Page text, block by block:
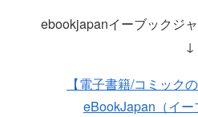
ebookjapanイーブックジ
↓
【電子書籍/コミック
eBookJapan（イー